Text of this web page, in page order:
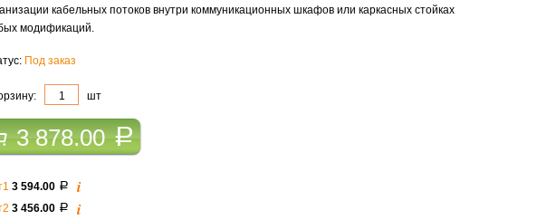
кабельных потоков внутри коммуникационных шкафов или каркасных стойках
модификаций.
Под заказ
шт
3 878.00a
3 594.00 a i
3 456.00 a i